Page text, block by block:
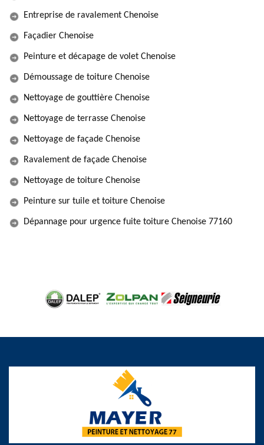
Entreprise de ravalement Chenoise
Façadier Chenoise
Peinture et décapage de volet Chenoise
Démoussage de toiture Chenoise
Nettoyage de gouttière Chenoise
Nettoyage de terrasse Chenoise
Nettoyage de façade Chenoise
Ravalement de façade Chenoise
Nettoyage de toiture Chenoise
Peinture sur tuile et toiture Chenoise
Dépannage pour urgence fuite toiture Chenoise 77160